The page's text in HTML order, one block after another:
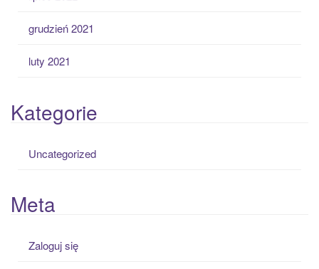
grudzień 2021
luty 2021
Kategorie
Uncategorized
Meta
Zaloguj się